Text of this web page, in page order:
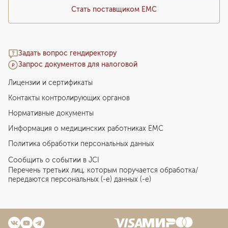
Стать поставщиком ЕМС
Задать вопрос гендиректору
Запрос документов для налоговой
Лицензии и сертификаты
Контакты контролирующих органов
Нормативные документы
Информация о медицинских работниках EMC
Политика обработки персональных данных
Сообщить о событии в JCI
Перечень третьих лиц, которым поручается обработка/
передаются персональных (-е) данных (-е)